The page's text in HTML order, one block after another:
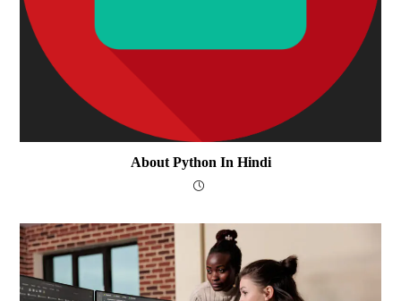
About Python In Hindi